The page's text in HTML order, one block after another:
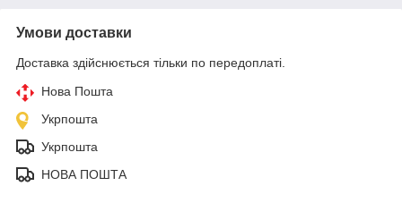
Умови доставки
Доставка здійснюється тільки по передоплаті.
Нова Пошта
Укрпошта
Укрпошта
НОВА ПОШТА